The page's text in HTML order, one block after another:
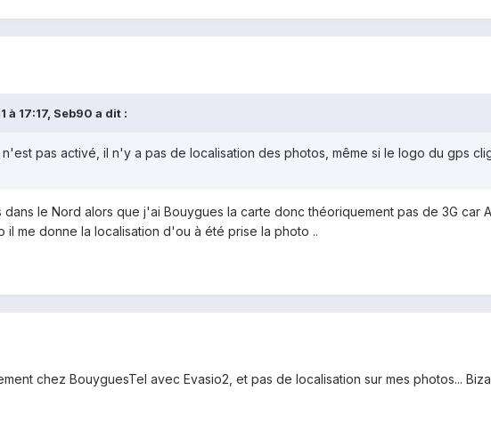
à 17:17, Seb90 a dit :
n'est pas activé, il n'y a pas de localisation des photos, même si le logo du gps
le Nord alors que j'ai Bouygues la carte donc théoriquement pas de 3G car
il me donne la localisation d'ou à été prise la photo ..
chez BouyguesTel avec Evasio2, et pas de localisation sur mes photos...